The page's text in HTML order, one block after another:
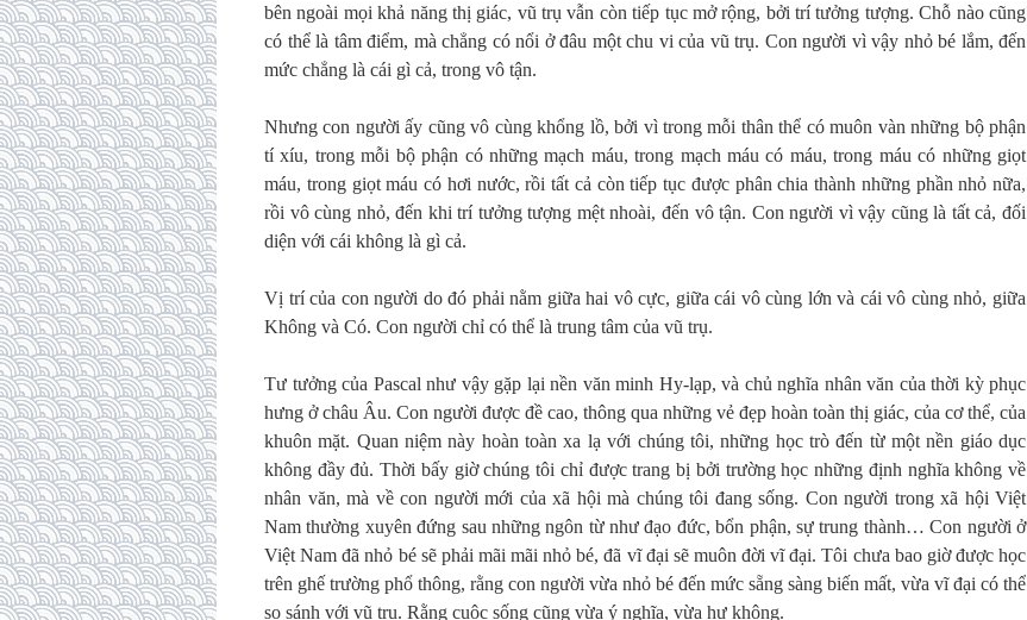
bên ngoài mọi khả năng thị giác, vũ trụ vẫn còn tiếp tục mở rộng, bởi trí tưởng tượng. Chỗ nào cũng
có thể là tâm điểm, mà chẳng có nổi ở đâu một chu vi của vũ trụ. Con người vì vậy nhỏ bé lắm, đến
mức chẳng là cái gì cả, trong vô tận.
Nhưng con người ấy cũng vô cùng khổng lồ, bởi vì trong mỗi thân thể có muôn vàn những bộ phận
tí xíu, trong mỗi bộ phận có những mạch máu, trong mạch máu có máu, trong máu có những giọt
máu, trong giọt máu có hơi nước, rồi tất cả còn tiếp tục được phân chia thành những phần nhỏ nữa,
rồi vô cùng nhỏ, đến khi trí tưởng tượng mệt nhoài, đến vô tận. Con người vì vậy cũng là tất cả, đối
diện với cái không là gì cả.
Vị trí của con người do đó phải nằm giữa hai vô cực, giữa cái vô cùng lớn và cái vô cùng nhỏ, giữa
Không và Có. Con người chỉ có thể là trung tâm của vũ trụ.
Tư tưởng của Pascal như vậy gặp lại nền văn minh Hy-lạp, và chủ nghĩa nhân văn của thời kỳ phục
hưng ở châu Âu. Con người được đề cao, thông qua những vẻ đẹp hoàn toàn thị giác, của cơ thể, của
khuôn mặt. Quan niệm này hoàn toàn xa lạ với chúng tôi, những học trò đến từ một nền giáo dục
không đầy đủ. Thời bấy giờ chúng tôi chỉ được trang bị bởi trường học những định nghĩa không về
nhân văn, mà về con người mới của xã hội mà chúng tôi đang sống. Con người trong xã hội Việt
Nam thường xuyên đứng sau những ngôn từ như đạo đức, bổn phận, sự trung thành… Con người ở
Việt Nam đã nhỏ bé sẽ phải mãi mãi nhỏ bé, đã vĩ đại sẽ muôn đời vĩ đại. Tôi chưa bao giờ được học
trên ghế trường phổ thông, rằng con người vừa nhỏ bé đến mức sẵng sàng biến mất, vừa vĩ đại có thể
so sánh với vũ trụ. Rằng cuộc sống cũng vừa ý nghĩa, vừa hư không.